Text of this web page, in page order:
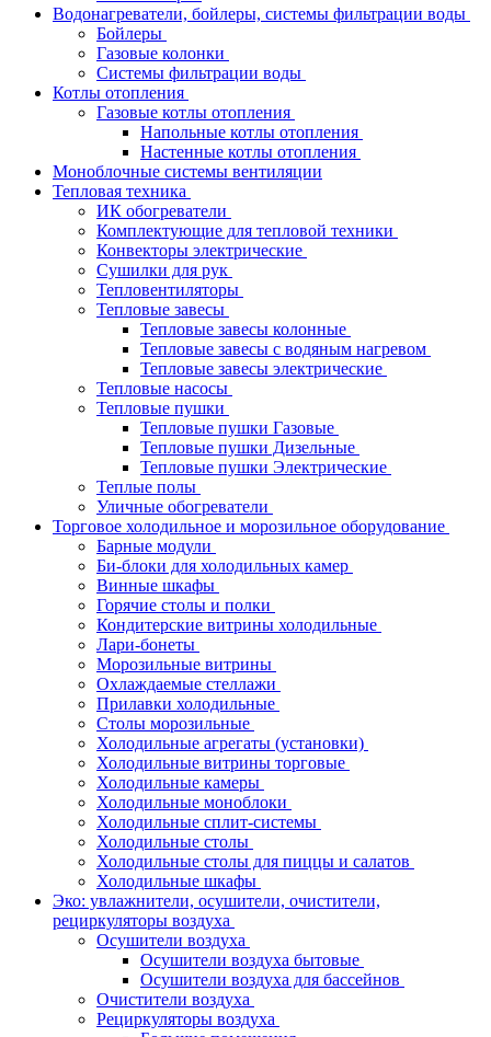
Водонагреватели, бойлеры, системы фильтрации воды
Бойлеры
Газовые колонки
Системы фильтрации воды
Котлы отопления
Газовые котлы отопления
Напольные котлы отопления
Настенные котлы отопления
Моноблочные системы вентиляции
Тепловая техника
ИК обогреватели
Комплектующие для тепловой техники
Конвекторы электрические
Сушилки для рук
Тепловентиляторы
Тепловые завесы
Тепловые завесы колонные
Тепловые завесы с водяным нагревом
Тепловые завесы электрические
Тепловые насосы
Тепловые пушки
Тепловые пушки Газовые
Тепловые пушки Дизельные
Тепловые пушки Электрические
Теплые полы
Уличные обогреватели
Торговое холодильное и морозильное оборудование
Барные модули
Би-блоки для холодильных камер
Винные шкафы
Горячие столы и полки
Кондитерские витрины холодильные
Лари-бонеты
Морозильные витрины
Охлаждаемые стеллажи
Прилавки холодильные
Столы морозильные
Холодильные агрегаты (установки)
Холодильные витрины торговые
Холодильные камеры
Холодильные моноблоки
Холодильные сплит-системы
Холодильные столы
Холодильные столы для пиццы и салатов
Холодильные шкафы
Эко: увлажнители, осушители, очистители,
рециркуляторы воздуха
Осушители воздуха
Осушители воздуха бытовые
Осушители воздуха для бассейнов
Очистители воздуха
Рециркуляторы воздуха